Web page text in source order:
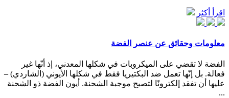
اقرأ أكثر
معلومات وحقائق عن عنصر الفضة
الفضة لا تقضي على الميكروبات في شكلها المعدني، إذ أنّها غير
فعالة. بل إنّها تعمل ضد البكتيريا فقط في شكلها الأيوني (الشاردي) –
عليها أن تفقد إلكترونًا لتصبح موجبة الشحنة. أيون الفضة ذو الشحنة
...